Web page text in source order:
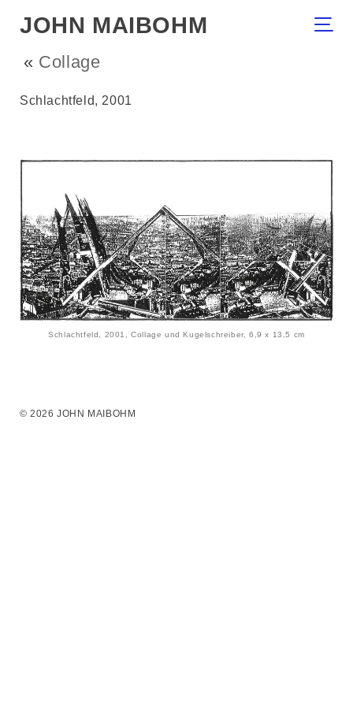
JOHN MAIBOHM
« Collage
Schlachtfeld, 2001
Schlachtfeld, 2001, Collage und Kugelschreiber, 6,9 x 13,5 cm
© 2026 JOHN MAIBOHM